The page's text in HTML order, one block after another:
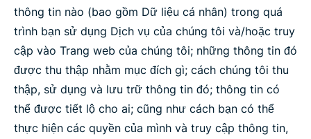
thông tin nào (bao gồm Dữ liệu cá nhân) trong quá
trình bạn sử dụng Dịch vụ của chúng tôi và/hoặc truy
cập vào Trang web của chúng tôi; những thông tin đó
được thu thập nhằm mục đích gì; cách chúng tôi thu
thập, sử dụng và lưu trữ thông tin đó; thông tin có
thể được tiết lộ cho ai; cũng như cách bạn có thể
thực hiện các quyền của mình và truy cập thông tin,